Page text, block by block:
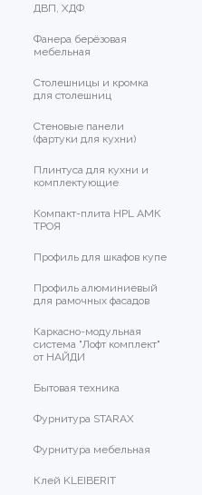
ДВП, ХДФ
Фанера берёзовая
мебельная
Столешницы и кромка
для столешниц
Стеновые панели
(фартуки для кухни)
Плинтуса для кухни и
комплектующие
Компакт-плита HPL АМК
ТРОЯ
Профиль для шкафов купе
Профиль алюминиевый
для рамочных фасадов
Каркасно-модульная
система "Лофт комплект"
от НАЙДИ
Бытовая техника
Фурнитура STARAX
Фурнитура мебельная
Клей KLEIBERIT